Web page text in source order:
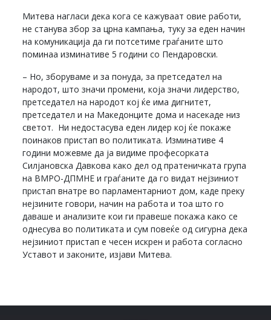
Митева нагласи дека кога се кажуваат овие работи,
не станува збор за црна кампања, туку за еден начин
на комуникација да ги потсетиме граѓаните што
поминаа изминативе 5 години со Пендаровски.
– Но, зборуваме и за понуда, за претседател на
народот, што значи промени, која значи лидерство,
претседател на народот кој ќе има дигнитет,
претседател и на Македонците дома и насекаде низ
светот. Ни недостасува еден лидер кој ќе покаже
поинаков пристап во политиката. Изминативе 4
години можевме да ја видиме професорката
Силјановска Давкова како дел од пратеничката група
на ВМРО-ДПМНЕ и граѓаните да го видат нејзиниот
пристап внатре во парламентарниот дом, каде преку
нејзините говори, начин на работа и тоа што го
даваше и анализите кои ги правеше покажа како се
однесува во политиката и сум повеќе од сигурна дека
нејзиниот пристап е чесен искрен и работа согласно
Уставот и законите, изјави Митева.